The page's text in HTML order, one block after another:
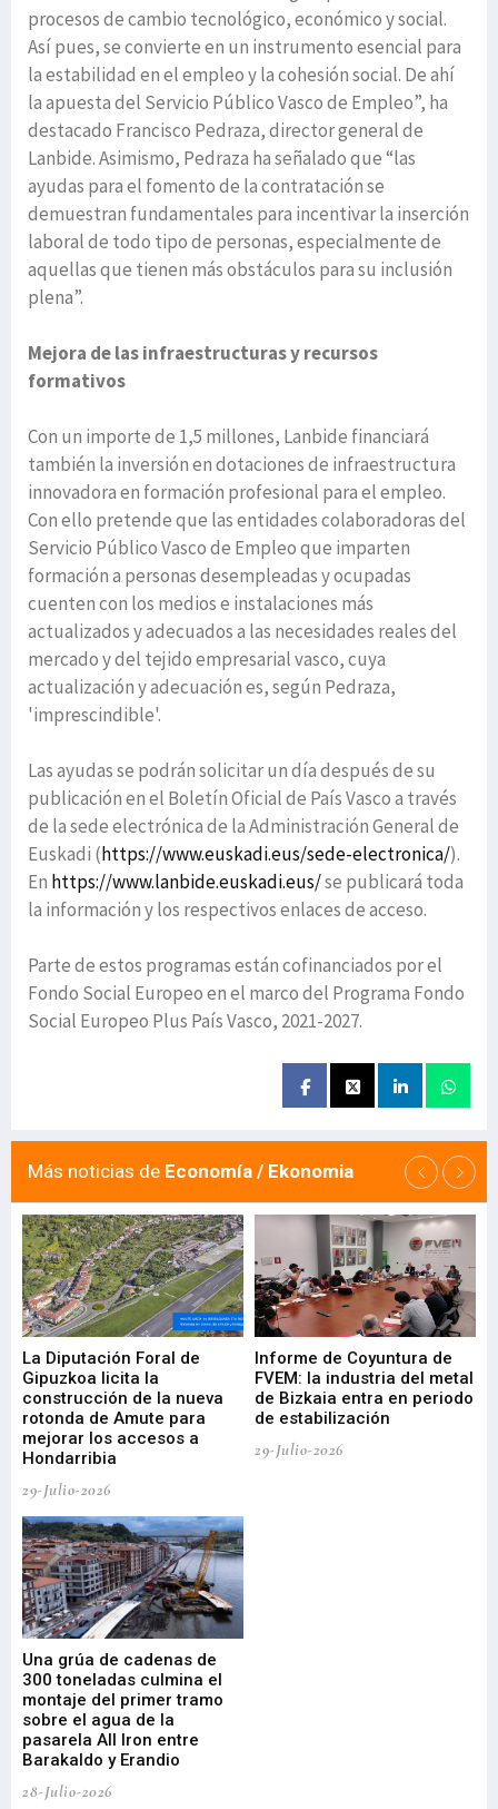
procesos de cambio tecnológico, económico y social.
Así pues, se convierte en un instrumento esencial para
la estabilidad en el empleo y la cohesión social. De ahí
la apuesta del Servicio Público Vasco de Empleo”, ha
destacado Francisco Pedraza, director general de
Lanbide. Asimismo, Pedraza ha señalado que “las
ayudas para el fomento de la contratación se
demuestran fundamentales para incentivar la inserción
laboral de todo tipo de personas, especialmente de
aquellas que tienen más obstáculos para su inclusión
plena”.
Mejora de las infraestructuras y recursos
formativos
Con un importe de 1,5 millones, Lanbide financiará
también la inversión en dotaciones de infraestructura
innovadora en formación profesional para el empleo.
Con ello pretende que las entidades colaboradoras del
Servicio Público Vasco de Empleo que imparten
formación a personas desempleadas y ocupadas
cuenten con los medios e instalaciones más
actualizados y adecuados a las necesidades reales del
mercado y del tejido empresarial vasco, cuya
actualización y adecuación es, según Pedraza,
'imprescindible'.
Las ayudas se podrán solicitar un día después de su
publicación en el Boletín Oficial de País Vasco a través
de la sede electrónica de la Administración General de
Euskadi (https://www.euskadi.eus/sede-electronica/).
En https://www.lanbide.euskadi.eus/se publicará toda
la información y los respectivos enlaces de acceso.
Parte de estos programas están cofinanciados por el
Fondo Social Europeo en el marco del Programa Fondo
Social Europeo Plus País Vasco, 2021-2027.
Más noticias de Economía / Ekonomia
La Diputación Foral de
Gipuzkoa licita la
construcción de la nueva
rotonda de Amute para
mejorar los accesos a
Hondarribia
29-Julio-2026
Informe de Coyuntura de
FVEM: la industria del metal
de Bizkaia entra en periodo
de estabilización
29-Julio-2026
Una grúa de cadenas de
300 toneladas culmina el
montaje del primer tramo
sobre el agua de la
pasarela All Iron entre
Barakaldo y Erandio
28-Julio-2026